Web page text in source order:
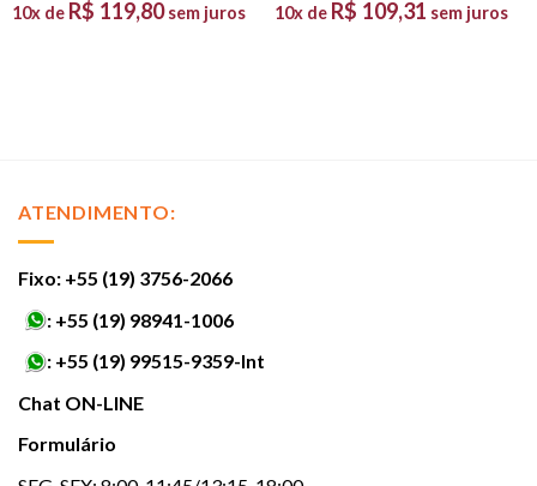
10x de R$ 119,80 sem juros 10x de R$ 109,31 sem juros
ATENDIMENTO:
Fixo: +55 (19) 3756-2066
: +55 (19) 98941-1006
: +55 (19) 99515-9359-Int
Chat ON-LINE
Formulário